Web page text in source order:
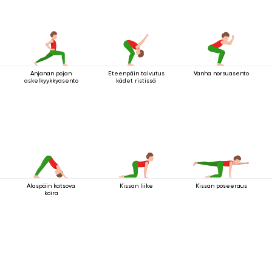
Anjanan pojan
askelkyykkyasento
Eteenpäin taivutus
kädet ristissä
Vanha norsuasento
Alaspäin katsova
koira
Kissan liike Kissan poseeraus